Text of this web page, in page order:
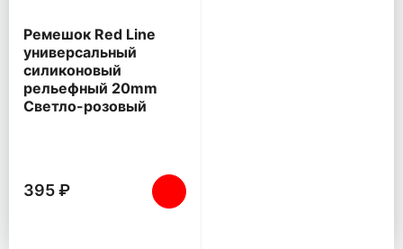
Ремешок Red Line
универсальный
силиконовый
рельефный 20mm
Светло-розовый
395 ₽